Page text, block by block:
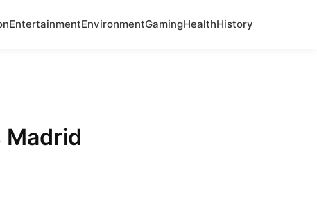
EntertainmentEnvironmentGamingHealthHistory
Madrid